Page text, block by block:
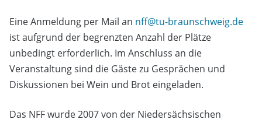
Eine Anmeldung per Mail an nff@tu-braunschweig.de
ist aufgrund der begrenzten Anzahl der Plätze
unbedingt erforderlich. Im Anschluss an die
Veranstaltung sind die Gäste zu Gesprächen und
Diskussionen bei Wein und Brot eingeladen.
Das NFF wurde 2007 von der Niedersächsischen